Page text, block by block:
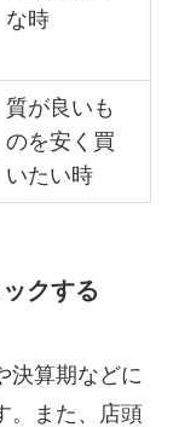
な時
質が良いも
のを安く買
いたい時
クする
決算期などに
。また、店頭